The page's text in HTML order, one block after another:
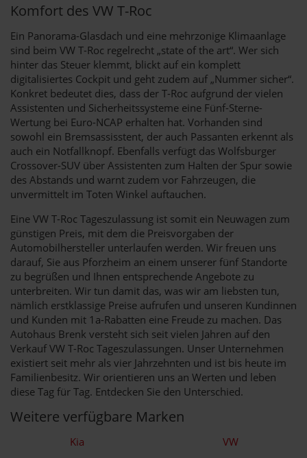
Komfort des VW T-Roc
Ein Panorama-Glasdach und eine mehrzonige Klimaanlage
sind beim VW T-Roc regelrecht „state of the art“. Wer sich
hinter das Steuer klemmt, blickt auf ein komplett
digitalisiertes Cockpit und geht zudem auf „Nummer sicher“.
Konkret bedeutet dies, dass der T-Roc aufgrund der vielen
Assistenten und Sicherheitssysteme eine Fünf-Sterne-
Wertung bei Euro-NCAP erhalten hat. Vorhanden sind
sowohl ein Bremsassisstent, der auch Passanten erkennt als
auch ein Notfallknopf. Ebenfalls verfügt das Wolfsburger
Crossover-SUV über Assistenten zum Halten der Spur sowie
des Abstands und warnt zudem vor Fahrzeugen, die
unvermittelt im Toten Winkel auftauchen.
Eine VW T-Roc Tageszulassung ist somit ein Neuwagen zum
günstigen Preis, mit dem die Preisvorgaben der
Automobilhersteller unterlaufen werden. Wir freuen uns
darauf, Sie aus Pforzheim an einem unserer fünf Standorte
zu begrüßen und Ihnen entsprechende Angebote zu
unterbreiten. Wir tun damit das, was wir am liebsten tun,
nämlich erstklassige Preise aufrufen und unseren Kundinnen
und Kunden mit 1a-Rabatten eine Freude zu machen. Das
Autohaus Brenk versteht sich seit vielen Jahren auf den
Verkauf VW T-Roc Tageszulassungen. Unser Unternehmen
existiert seit mehr als vier Jahrzehnten und ist bis heute im
Familienbesitz. Wir orientieren uns an Werten und leben
diese Tag für Tag. Entdecken Sie den Unterschied.
Weitere verfügbare Marken
Kia
VW